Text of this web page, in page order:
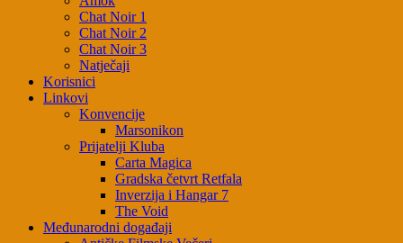
Chat Noir 1
Chat Noir 2
Chat Noir 3
Natječaji
Korisnici
Linkovi
Konvencije
Marsonikon
Prijatelji Kluba
Carta Magica
Gradska četvrt Retfala
Inverzija i Hangar 7
The Void
Međunarodni događaji